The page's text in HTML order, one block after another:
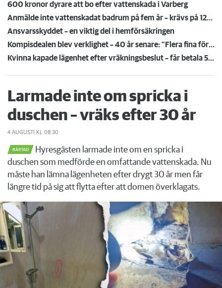
600 kronor dyrare att bo efter vattenskada i Varberg
Anmälde inte vattenskadat badrum på fem år – krävs på 125 000 kronor
Ansvarsskyddet – en viktig del i hemförsäkringen
Kompisdealen blev verklighet – 40 år senare: "Flera fina fördelar med att dela bostad"
Kvinna kapade lägenhet efter vräkningsbeslut – får betala 50 000
Larmade inte om spricka i
duschen – vräks efter 30 år
4 AUGUSTI KL 08:30
BÅSTAD
Hyresgästen larmade inte om en spricka i
duschen som medförde en omfattande vattenskada. Nu
måste han lämna lägenheten efter drygt 30 år men får
längre tid på sig att flytta efter att domen överklagats.